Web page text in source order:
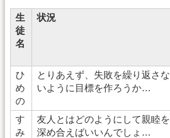
生
徒
名
状況
ひ
め
の
とりあえず、失敗を繰り返さな
いように目標を作ろうか…
す
み
友人とはどのようにして親睦を
深め合えばいいんでしょ…